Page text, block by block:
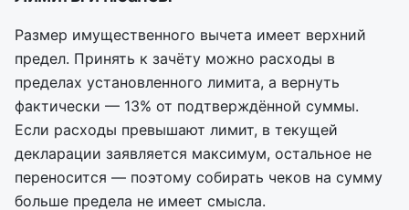
Размер имущественного вычета имеет верхний
предел. Принять к зачёту можно расходы в
пределах установленного лимита, а вернуть
фактически — 13% от подтверждённой суммы.
Если расходы превышают лимит, в текущей
декларации заявляется максимум, остальное не
переносится — поэтому собирать чеков на сумму
больше предела не имеет смысла.